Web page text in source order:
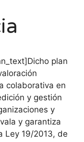
plan
colaborativa en
y gestión
y
y garantiza
Ley 19/2013, de